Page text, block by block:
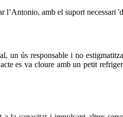
amb el suport necessari
un ús responsable i no
es va cloure amb un petit